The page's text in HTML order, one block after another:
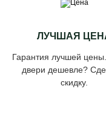
ЛУЧШАЯ
Гарантия лучшей
двери дешевле?
скидку.